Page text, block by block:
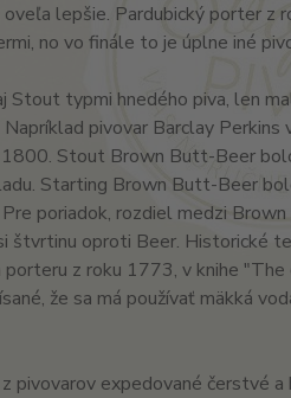
oveľa lepšie. Pardubický porter z
no vo finále to je úplne iné
typmi hnedého piva, len
pivovar Barclay Perkins
Stout Brown Butt-Beer
Starting Brown Butt-Beer
poriadok, rozdiel medzi
štvrtinu oproti Beer. Historické
z roku 1773, v knihe
že sa má používať mäkká
expedované čerstvé a